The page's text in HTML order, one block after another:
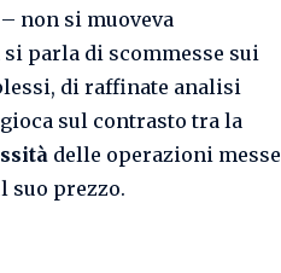
non si muoveva
parla di scommesse sui
di raffinate analisi
sul contrasto tra la
delle operazioni messe
suo prezzo.